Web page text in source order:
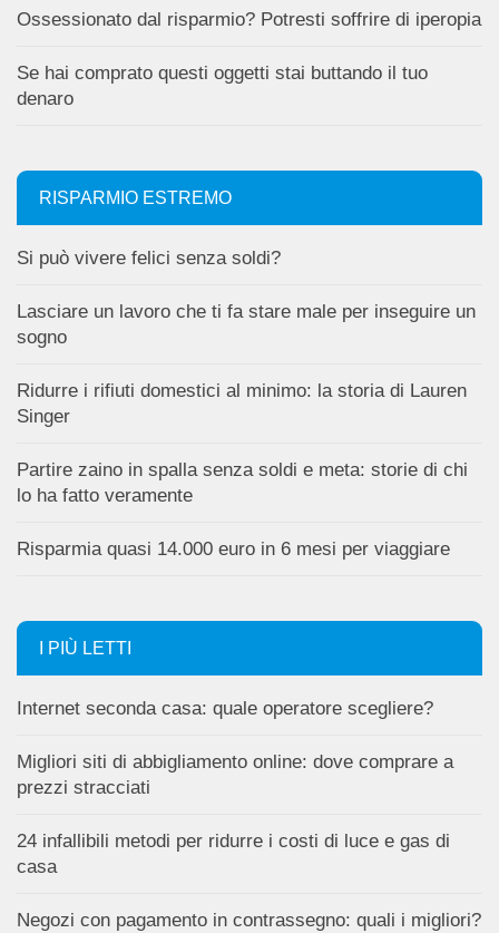
Ossessionato dal risparmio? Potresti soffrire di iperopia
Se hai comprato questi oggetti stai buttando il tuo
denaro
RISPARMIO ESTREMO
Si può vivere felici senza soldi?
Lasciare un lavoro che ti fa stare male per inseguire un
sogno
Ridurre i rifiuti domestici al minimo: la storia di Lauren
Singer
Partire zaino in spalla senza soldi e meta: storie di chi
lo ha fatto veramente
Risparmia quasi 14.000 euro in 6 mesi per viaggiare
I PIÙ LETTI
Internet seconda casa: quale operatore scegliere?
Migliori siti di abbigliamento online: dove comprare a
prezzi stracciati
24 infallibili metodi per ridurre i costi di luce e gas di
casa
Negozi con pagamento in contrassegno: quali i migliori?